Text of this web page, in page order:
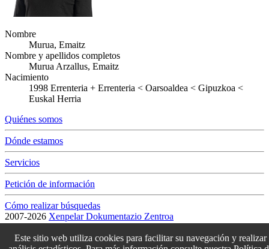
Nombre
Murua, Emaitz
Nombre y apellidos completos
Murua Arzallus, Emaitz
Nacimiento
1998 Errenteria + Errenteria < Oarsoaldea < Gipuzkoa <
Euskal Herria
Quiénes somos
Dónde estamos
Servicios
Petición de información
Cómo realizar búsquedas
2007-2026 Xenpelar Dokumentazio Zentroa
T. (+34) 943 69 42 77 / F. (+34) 943 69 30 41 / xenpelar [a bildua]
Este sitio web utiliza cookies para facilitar su navegación y realizar